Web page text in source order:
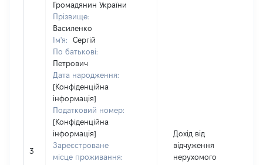
3
Громадянин України
Прізвище:
Василенко
Ім'я:
Сергій
По батькові:
Петрович
Дата народження:
[Конфіденційна
інформація]
Податковий номер:
[Конфіденційна
інформація]
Зареєстроване
місце проживання:
Дохід від
відчуження
нерухомого